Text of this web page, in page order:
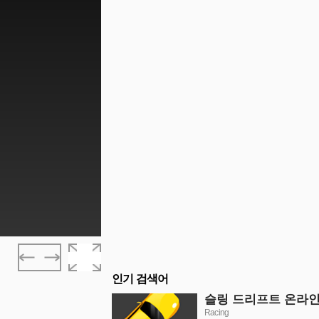
인기 검색어
슬링 드리프트 온라
Racing